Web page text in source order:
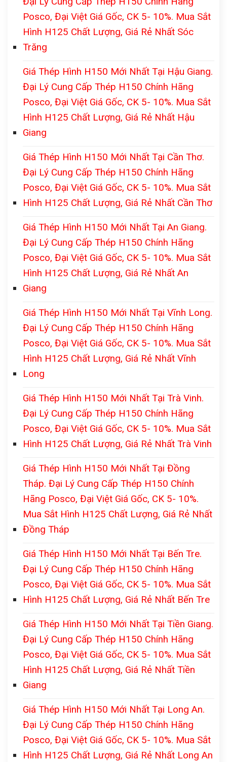
Posco, Đại Việt Giá Gốc, CK 5- 10%. Mua Sắt
Hình H125 Chất Lượng, Giá Rẻ Nhất Sóc
Trăng
Giá Thép Hình H150 Mới Nhất Tại Hậu Giang.
Đại Lý Cung Cấp Thép H150 Chính Hãng
Posco, Đại Việt Giá Gốc, CK 5- 10%. Mua Sắt
Hình H125 Chất Lượng, Giá Rẻ Nhất Hậu
Giang
Giá Thép Hình H150 Mới Nhất Tại Cần Thơ.
Đại Lý Cung Cấp Thép H150 Chính Hãng
Posco, Đại Việt Giá Gốc, CK 5- 10%. Mua Sắt
Hình H125 Chất Lượng, Giá Rẻ Nhất Cần Thơ
Giá Thép Hình H150 Mới Nhất Tại An Giang.
Đại Lý Cung Cấp Thép H150 Chính Hãng
Posco, Đại Việt Giá Gốc, CK 5- 10%. Mua Sắt
Hình H125 Chất Lượng, Giá Rẻ Nhất An
Giang
Giá Thép Hình H150 Mới Nhất Tại Vĩnh Long.
Đại Lý Cung Cấp Thép H150 Chính Hãng
Posco, Đại Việt Giá Gốc, CK 5- 10%. Mua Sắt
Hình H125 Chất Lượng, Giá Rẻ Nhất Vĩnh
Long
Giá Thép Hình H150 Mới Nhất Tại Trà Vinh.
Đại Lý Cung Cấp Thép H150 Chính Hãng
Posco, Đại Việt Giá Gốc, CK 5- 10%. Mua Sắt
Hình H125 Chất Lượng, Giá Rẻ Nhất Trà Vinh
Giá Thép Hình H150 Mới Nhất Tại Đồng
Tháp. Đại Lý Cung Cấp Thép H150 Chính
Hãng Posco, Đại Việt Giá Gốc, CK 5- 10%.
Mua Sắt Hình H125 Chất Lượng, Giá Rẻ Nhất
Đồng Tháp
Giá Thép Hình H150 Mới Nhất Tại Bến Tre.
Đại Lý Cung Cấp Thép H150 Chính Hãng
Posco, Đại Việt Giá Gốc, CK 5- 10%. Mua Sắt
Hình H125 Chất Lượng, Giá Rẻ Nhất Bến Tre
Giá Thép Hình H150 Mới Nhất Tại Tiền Giang.
Đại Lý Cung Cấp Thép H150 Chính Hãng
Posco, Đại Việt Giá Gốc, CK 5- 10%. Mua Sắt
Hình H125 Chất Lượng, Giá Rẻ Nhất Tiền
Giang
Giá Thép Hình H150 Mới Nhất Tại Long An.
Đại Lý Cung Cấp Thép H150 Chính Hãng
Posco, Đại Việt Giá Gốc, CK 5- 10%. Mua Sắt
Hình H125 Chất Lượng, Giá Rẻ Nhất Long An